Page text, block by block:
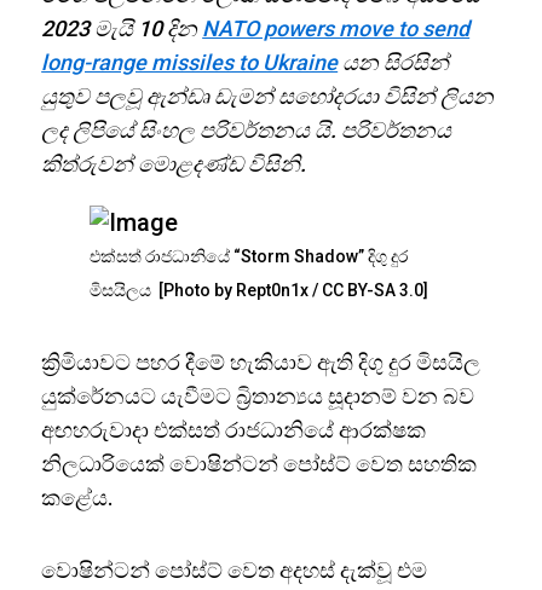
2023 මැයි 10 දිනNATO powers move to send
long-range missiles to Ukraineයන සිරසින්
යුතුව පලවූ ඇන්ඩෘ ඩැමන් සහෝදරයා විසින් ලියන
ලද ලිපියේ සිංහල පරිවර්තනය යි. පරිවර්තනය
කිත්රුවන් මොළදණ්ඩ විසිනි.
එක්සත් රාජධානියේ “Storm Shadow” දිගු දුර
මිසයිලය [Photo by Rept0n1x / CC BY-SA 3.0]
ක්‍රිමියාවට පහර දීමේ හැකියාව ඇති දිගු දුර මිසයිල
යුක්රේනයට යැවීමට බ්‍රිතාන්‍යය සූදානම් වන බව
අඟහරුවාදා එක්සත් රාජධානියේ ආරක්ෂක
නිලධාරියෙක් වොෂින්ටන් පෝස්ට් වෙත සහතික
කළේය.
වොෂින්ටන් පෝස්ට් වෙත අදහස් දැක්වූ එම